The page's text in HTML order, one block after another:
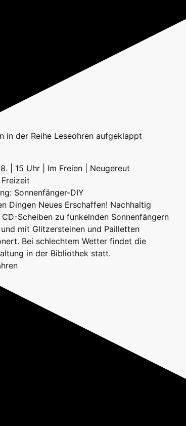
in der Reihe Leseohren aufgeklappt
| 15 Uhr | Im Freien | Neugereut
Sonnenfänger-DIY
Dingen Neues Erschaffen! Nachhaltig
Scheiben zu funkelnden Sonnenfängern
mit Glitzersteinen und Pailletten
Bei schlechtem Wetter findet die
in der Bibliothek statt.